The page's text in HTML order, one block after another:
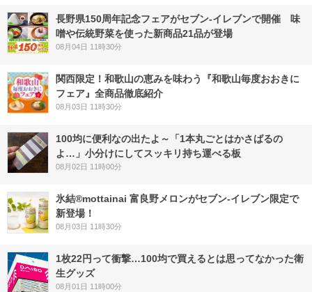
長野県150周年記念フェアがセブン-イレブンで開催 味
噌や伝統野菜を使った新商品21品が登場
08月04日 11時30分
関西限定！和歌山の恵みを味わう『和歌山毎度おおきに
フェア』全商品徹底紹介
08月03日 11時30分
100均に便利なの出たよ～「1本丸ごとはかさばるの
よ…」小分けにしてスッキリ持ち運べる板
08月02日 11時00分
氷結®mottainai 富良野メロンがセブン‐イレブン限定で
新登場！
08月03日 11時30分
1枚22円って衝撃…100均で買えるとは思ってなかった衛
生グッズ
08月01日 11時00分